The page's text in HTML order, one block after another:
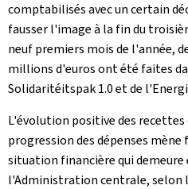
comptabilisés avec un certain
fausser l'image à la fin du
neuf premiers mois de l'année,
millions d'euros ont été faites
Solidaritéitspak 1.0 et de
L'évolution positive des recettes
progression des dépenses mène
situation financière qui demeure
l'Administration centrale, selon